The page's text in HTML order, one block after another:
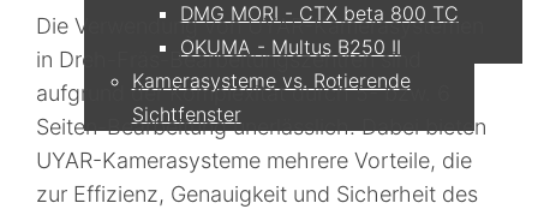
DMG MORI - CTX beta 800 TC
OKUMA - Multus B250 II
Kamerasysteme vs. Rotierende
Sichtfenster
Service
Die Verwendung von UYAR-Kamerasystemen
in Dreh-Fräs-Bearbeitungszentren sind
aufgrund der Komplexität durch 5- bzw. 6
Seiten-Bearbeitung unerlässlich. Dabei bieten
UYAR-Kamerasysteme mehrere Vorteile, die
zur Effizienz, Genauigkeit und Sicherheit des